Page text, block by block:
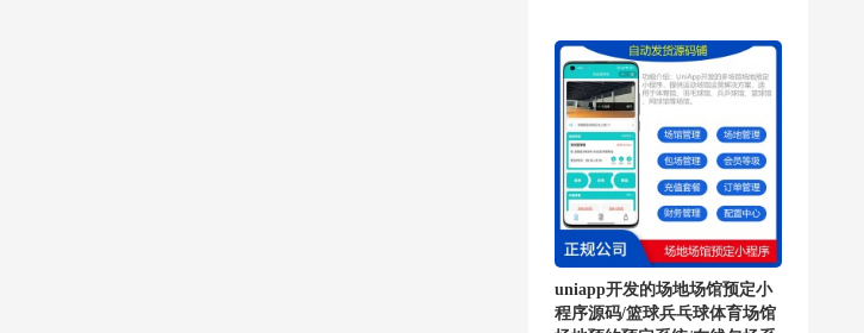
uniapp开发的场地场馆预定小
程序源码/篮球兵乓球体育场馆